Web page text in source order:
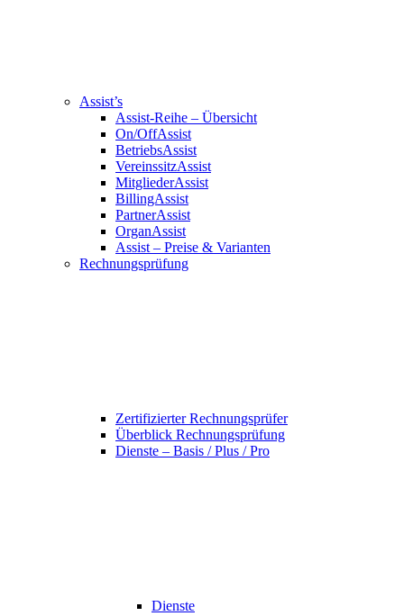
Assist’s
Assist-Reihe – Übersicht
On/OffAssist
BetriebsAssist
VereinssitzAssist
MitgliederAssist
BillingAssist
PartnerAssist
OrganAssist
Assist – Preise & Varianten
Rechnungsprüfung
Zertifizierter Rechnungsprüfer
Überblick Rechnungsprüfung
Dienste – Basis / Plus / Pro
Dienste